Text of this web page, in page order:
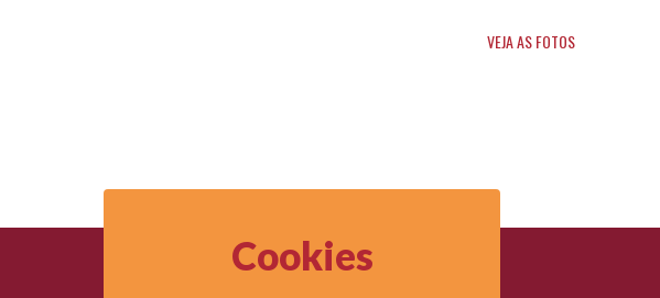
Cookies
VEJA AS FOTOS